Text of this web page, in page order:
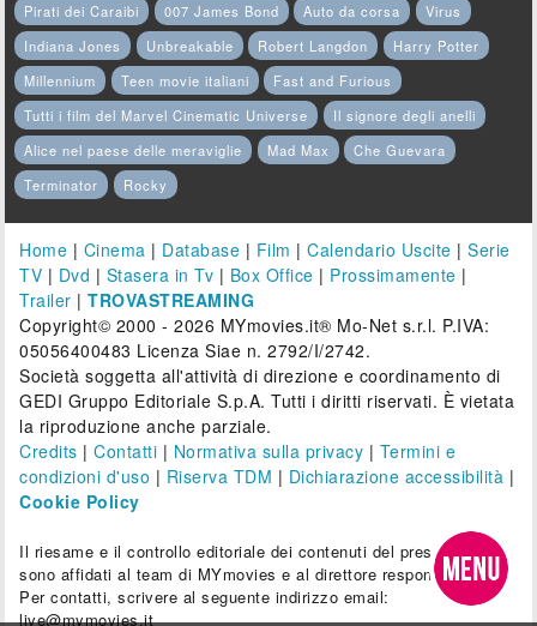
Pirati dei Caraibi
007 James Bond Auto da corsa
Virus
Indiana Jones
Unbreakable Robert Langdon
Harry Potter
Millennium
Teen movie italiani
Fast and Furious
Tutti i film del Marvel Cinematic Universe
Il signore degli anelli
Alice nel paese delle meraviglie
Mad Max
Che Guevara
Terminator
Rocky
Home | Cinema | Database | Film |Calendario Uscite |Serie
TV | Dvd | Stasera in Tv | Box Office | Prossimamente |
Trailer |TROVASTREAMING
Copyright© 2000 - 2026 MYmovies.it® Mo-Net s.r.l. P.IVA:
05056400483 Licenza Siae n. 2792/I/2742.
Società soggetta all'attività di direzione e coordinamento di
GEDI Gruppo Editoriale S.p.A. Tutti i diritti riservati. È vietata
la riproduzione anche parziale.
Credits |Contatti | Normativa sulla privacy | Termini e
condizioni d'uso | Riserva TDM | Dichiarazione accessibilità |
Cookie Policy
Il riesame e il controllo editoriale dei contenuti del presente sito
sono affidati al team di MYmovies e al direttore responsabile.
Per contatti, scrivere al seguente indirizzo email:
live@mymovies.it